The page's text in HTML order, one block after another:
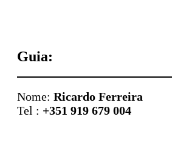
Guia:
Nome: Ricardo Ferreira
Tel : +351 919 679 004